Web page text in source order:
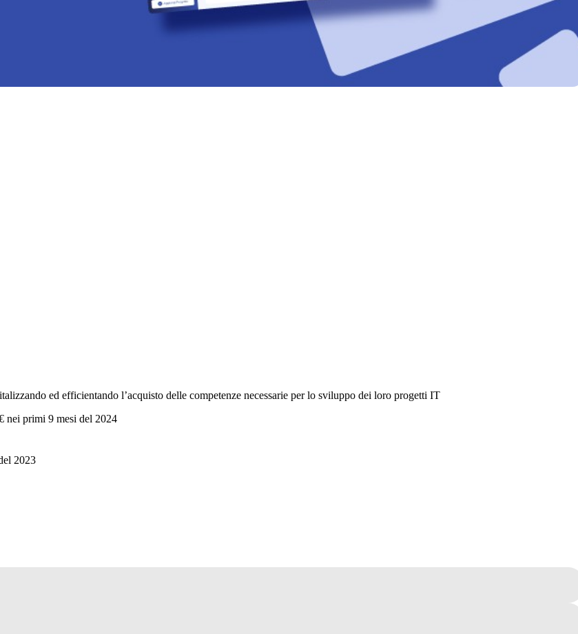
ed efficientando l’acquisto delle competenze necessarie per lo sviluppo dei loro progetti IT
nei primi 9 mesi del 2024
2023